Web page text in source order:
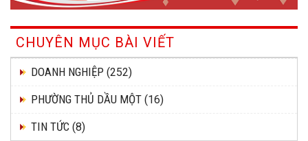
CHUYÊN MỤC BÀI VIẾT
DOANH NGHIỆP (252)
PHƯỜNG THỦ DẦU MỘT (16)
TIN TỨC (8)